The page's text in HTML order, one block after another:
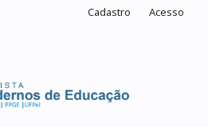
Cadastro Acesso